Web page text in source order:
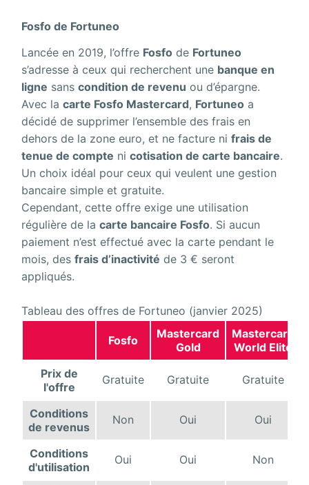
Fosfo de Fortuneo
Lancée en 2019, l’offre Fosfo de Fortuneo
s’adresse à ceux qui recherchent une banque en
ligne sanscondition de revenu ou d’épargne.
Avec lacarte Fosfo Mastercard, Fortuneo a
décidé de supprimer l’ensemble des frais en
dehors de la zone euro, et ne facture nifrais de
tenue de compte nicotisation de carte bancaire.
Un choix idéal pour ceux qui veulent une gestion
bancaire simple et gratuite.
Cependant, cette offre exige une utilisation
régulière de lacarte bancaire Fosfo. Si aucun
paiement n’est effectué avec la carte pendant le
mois, desfrais d’inactivité de 3 € seront
appliqués.
Tableau des offres de Fortuneo (janvier 2025)
Fosfo
Mastercard
Gold
Mastercard
World Elite
Prix de
l'offre
Gratuite Gratuite Gratuite
Conditions
de revenus
Non Oui Oui
Conditions
d'utilisation
Oui Oui Non